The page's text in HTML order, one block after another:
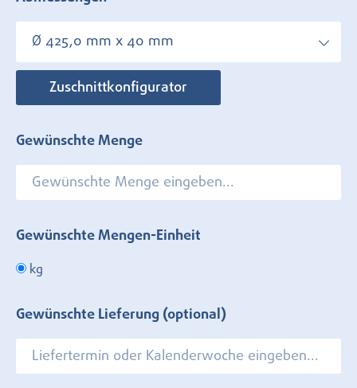
Ø 425,0 mm x 40 mm
Zuschnittkonfigurator
Gewünschte Menge
Gewünschte Mengen-Einheit
kg
Gewünschte Lieferung (optional)